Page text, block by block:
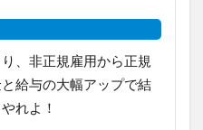
、非正規雇用から正規
給与の大幅アップで結
れよ！